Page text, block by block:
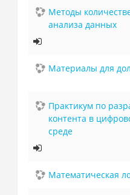
Методы
анализа данных
Материалы для
Практикум по
контента в
среде
Математическая